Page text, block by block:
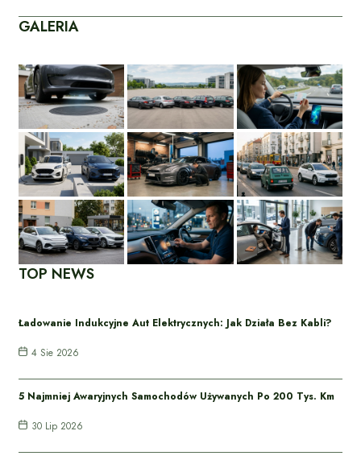
GALERIA
TOP NEWS
Ładowanie Indukcyjne Aut Elektrycznych: Jak Działa Bez Kabli?
4 Sie 2026
5 Najmniej Awaryjnych Samochodów Używanych Po 200 Tys. Km
30 Lip 2026